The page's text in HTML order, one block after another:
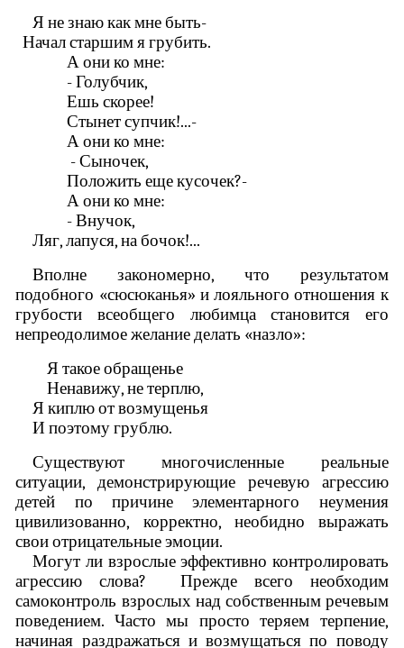
Я не знаю как мне быть-
Начал старшим я грубить.
А они ко мне:
- Голубчик,
Ешь скорее!
Стынет супчик!...-
А они ко мне:
- Сыночек,
Положить еще кусочек?-
А они ко мне:
- Внучок,
Ляг, лапуся, на бочок!...
Вполне закономерно, что результатом
подобного «сюсюканья» и лояльного отношения к
грубости всеобщего любимца становится его
непреодолимое желание делать «назло»:
Я такое обращенье
Ненавижу, не терплю,
Я киплю от возмущенья
И поэтому грублю.
Существуют многочисленные реальные
ситуации, демонстрирующие речевую агрессию
детей по причине элементарного неумения
цивилизованно, корректно, необидно выражать
свои отрицательные эмоции.
Могут ли взрослые эффективно контролировать
агрессию слова? Прежде всего необходим
самоконтроль взрослых над собственным речевым
поведением. Часто мы просто теряем терпение,
начиная раздражаться и возмущаться по поводу